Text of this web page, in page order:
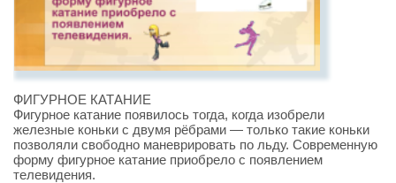
ФИГУРНОЕ КАТАНИЕ
Фигурное катание появилось тогда, когда изобрели
железные коньки с двумя рёбрами — только такие коньки
позволяли свободно маневрировать по льду. Современную
форму фигурное катание приобрело с появлением
телевидения.